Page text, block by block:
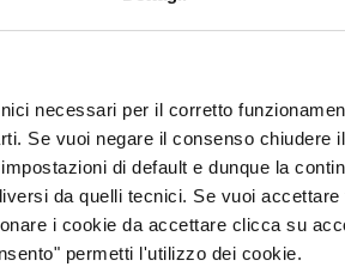
necessari per il corretto
Se vuoi negare il consenso chiudere
di default e dunque la
da quelli tecnici. Se vuoi
i cookie da accettare clicca su
permetti l'utilizzo dei cookie.